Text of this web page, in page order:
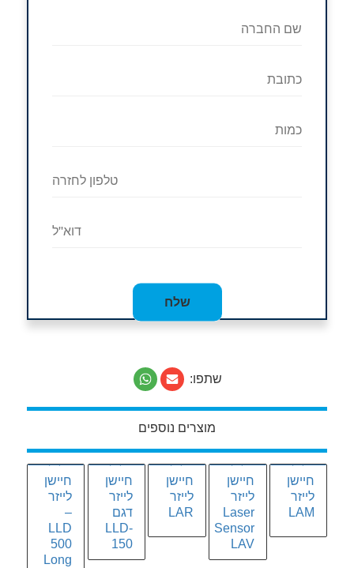
שתפו:
מוצרים נוספים
חיישן
לייזר
LAM
חיישן
לייזר
Laser
Sensor
LAV
חיישן
לייזר
LAR
חיישן
לייזר
דגם
LLD-
150
חיישן
לייזר
–
LLD
500
Long